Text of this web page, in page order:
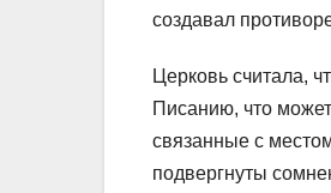
создавал
Церковь считала,
Писанию, что
связанные с
подвергнуты